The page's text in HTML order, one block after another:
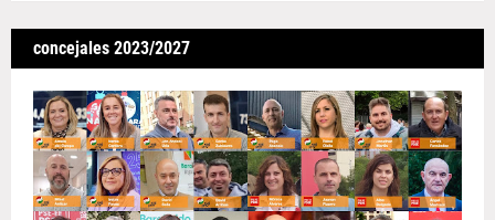
concejales 2023/2027